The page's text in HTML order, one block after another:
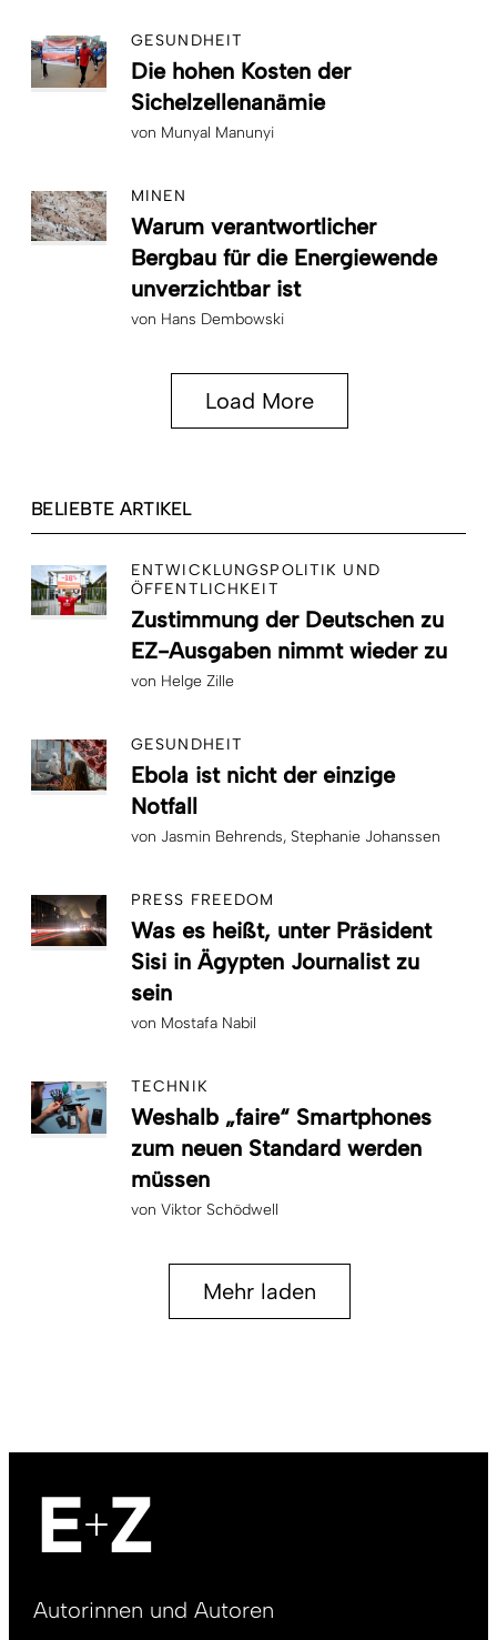
GESUNDHEIT
Die hohen Kosten der
Sichelzellenanämie
von Munyal Manunyi
MINEN
Warum verantwortlicher
Bergbau für die Energiewende
unverzichtbar ist
von Hans Dembowski
Load More
BELIEBTE ARTIKEL
ENTWICKLUNGSPOLITIK UND
ÖFFENTLICHKEIT
Zustimmung der Deutschen zu
EZ-Ausgaben nimmt wieder zu
von Helge Zille
GESUNDHEIT
Ebola ist nicht der einzige
Notfall
von Jasmin Behrends Stephanie Johanssen
PRESS FREEDOM
Was es heißt, unter Präsident
Sisi in Ägypten Journalist zu
sein
von Mostafa Nabil
TECHNIK
Weshalb „faire“ Smartphones
zum neuen Standard werden
müssen
von Viktor Schödwell
Mehr laden
Footer
Autorinnen und Autoren